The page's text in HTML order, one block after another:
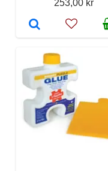
253,00 kr